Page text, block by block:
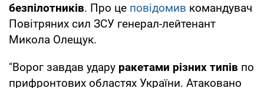
безпілотників. Про це повідомив командувач
Повітряних сил ЗСУ генерал-лейтенант
Микола Олещук.
"Ворог завдав удару ракетами різних типів по
прифронтових областях України. Атаковано